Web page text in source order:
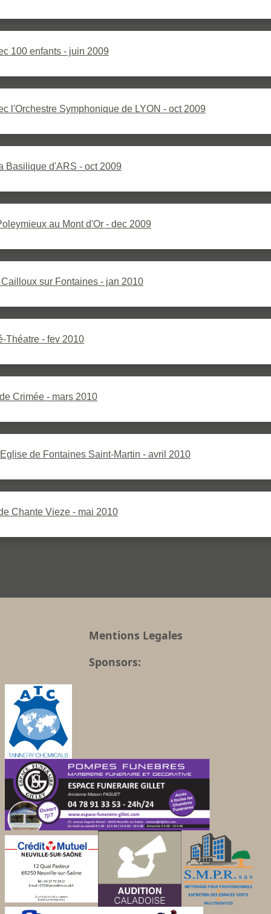
100 enfants - juin 2009
l'Orchestre Symphonique de LYON - oct 2009
Basilique d'ARS - oct 2009
au Mont d'Or - dec 2009
sur Fontaines - jan 2010
Théatre - fev 2010
Crimée - mars 2010
de Fontaines Saint-Martin - avril 2010
Chante Vieze - mai 2010
Mentions Legales
Sponsors: